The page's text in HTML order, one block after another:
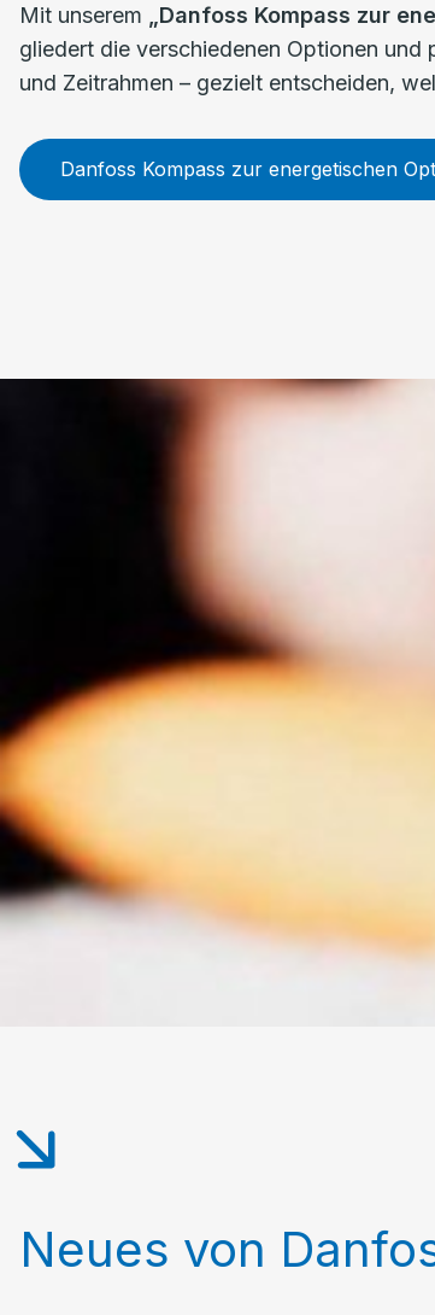
Mit unserem „Danfoss Kompass zur
gliedert die verschiedenen Optionen und
und Zeitrahmen – gezielt entscheiden,
Danfoss Kompass zur energetischen
Neues von